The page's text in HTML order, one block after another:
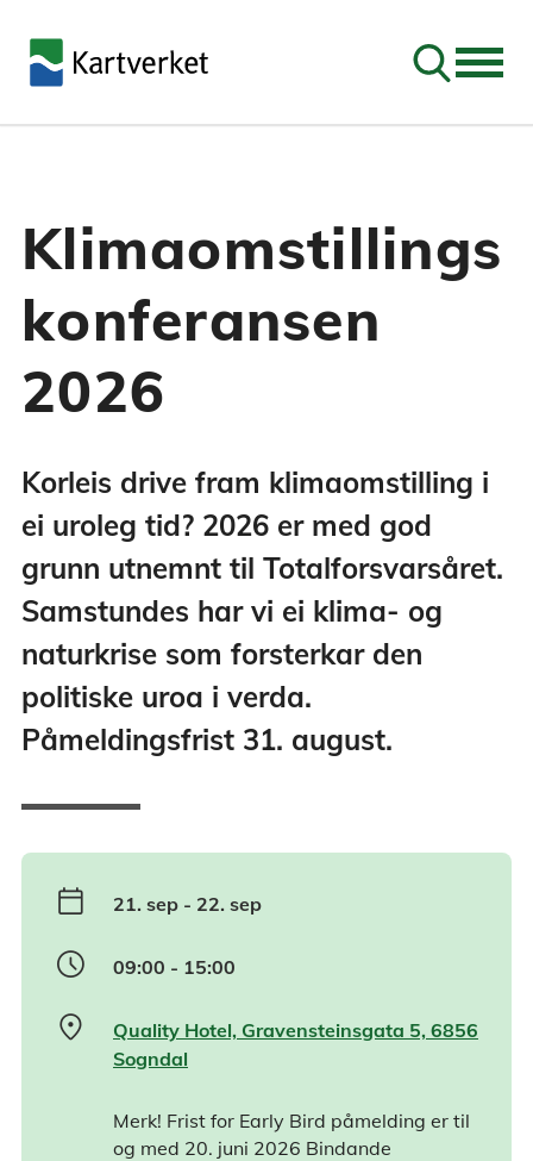
Søk
Klimaomstillings
konferansen
2026
Korleis drive fram klimaomstilling i
ei uroleg tid? 2026 er med god
grunn utnemnt til Totalforsvarsåret.
Samstundes har vi ei klima- og
naturkrise som forsterkar den
politiske uroa i verda.
Påmeldingsfrist 31. august.
calendar_today 21. sep - 22. sep
schedule 09:00 - 15:00
location_on
Quality Hotel, Gravensteinsgata 5, 6856
Sogndal
Merk! Frist for Early Bird påmelding er til
og med 20. juni 2026 Bindande